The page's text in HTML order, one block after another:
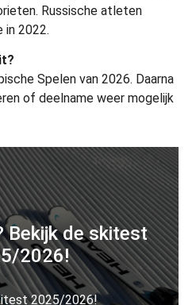
Russische atleten
in 2022.
Spelen van 2026. Daarna
of deelname weer mogelijk
Bekijk de skitest
2026!
2025/2026!